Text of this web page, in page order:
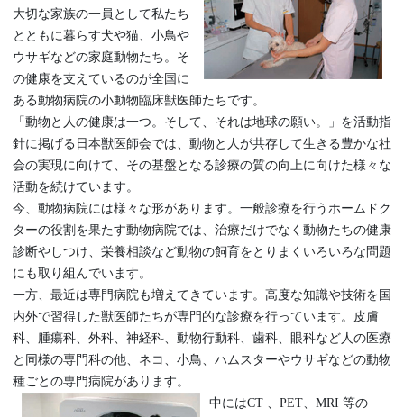
大切な家族の一員として私たち
とともに暮らす犬や猫、小鳥や
ウサギなどの家庭動物たち。そ
の健康を支えているのが全国に
ある動物病院の小動物臨床獣医師たちです。
「動物と人の健康は一つ。そして、それは地球の願い。」を活動指
針に掲げる日本獣医師会では、動物と人が共存して生きる豊かな社
会の実現に向けて、その基盤となる診療の質の向上に向けた様々な
活動を続けています。
今、動物病院には様々な形があります。一般診療を行うホームドク
ターの役割を果たす動物病院では、治療だけでなく動物たちの健康
診断やしつけ、栄養相談など動物の飼育をとりまくいろいろな問題
にも取り組んでいます。
一方、最近は専門病院も増えてきています。高度な知識や技術を国
内外で習得した獣医師たちが専門的な診療を行っています。皮膚
科、腫瘍科、外科、神経科、動物行動科、歯科、眼科など人の医療
と同様の専門科の他、ネコ、小鳥、ハムスターやウサギなどの動物
種ごとの専門病院があります。
中にはCT 、PET、MRI 等の